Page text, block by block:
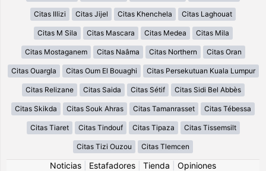
Citas Illizi Citas Jijel Citas Khenchela Citas Laghouat
Citas M Sila Citas Mascara Citas Medea Citas Mila
Citas Mostaganem Citas Naâma Citas Northern Citas Oran
Citas Ouargla Citas Oum El Bouaghi Citas Persekutuan Kuala Lumpur
Citas Relizane Citas Saida Citas Sétif Citas Sidi Bel Abbès
Citas Skikda Citas Souk Ahras Citas Tamanrasset Citas Tébessa
Citas Tiaret Citas Tindouf Citas Tipaza Citas Tissemsilt
Citas Tizi Ouzou Citas Tlemcen
Noticias Estafadores Tienda
Opiniones